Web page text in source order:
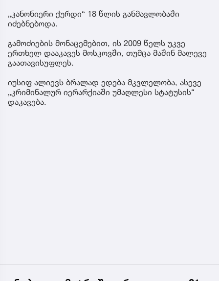
„კანონიერი ქურდი“ 18 წლის განმავლობაში
იძებნებოდა.
გამოძიების მონაცემებით, ის 2009 წელს უკვე
ერთხელ დააკავეს მოსკოვში, თუმცა მაშინ მალევე
გაათავისუფლეს.
იუსიფ ალიევს ბრალად ედება მკვლელობა, ასევე
„კრიმინალურ იერარქიაში უმაღლესი სტატუსის“
დაკავება.